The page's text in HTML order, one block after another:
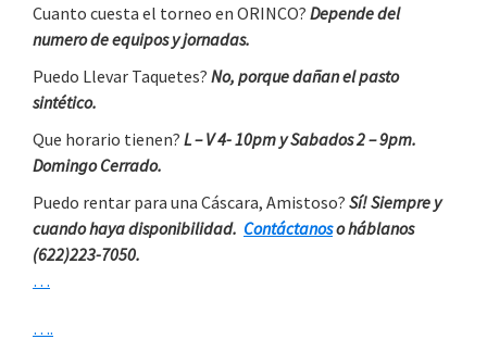
Cuanto cuesta el torneo en ORINCO? Depende del
numero de equipos y jornadas.
Puedo Llevar Taquetes? No, porque dañan el pasto
sintético.
Que horario tienen? L – V 4- 10pm y Sabados 2 – 9pm.
Domingo Cerrado.
Puedo rentar para una Cáscara, Amistoso? Sí! Siempre y
cuando haya disponibilidad. Contáctanoso háblanos
(622)223-7050.
…
….